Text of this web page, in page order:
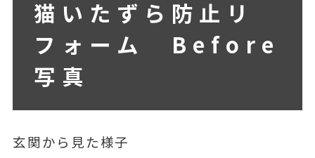
猫いたずら防止リ
フォーム Before
写真
玄関から見た様子